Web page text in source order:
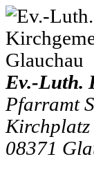
Ev.-Luth.
Pfarramt
Kirchplatz
08371